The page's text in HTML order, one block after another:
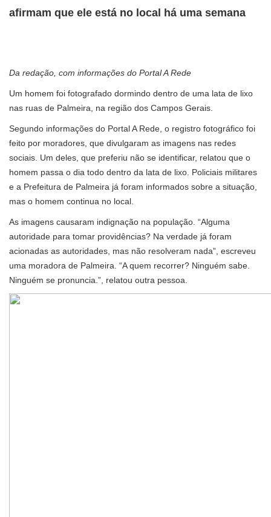
afirmam que ele está no local há uma semana
Da redação, com informações do Portal A Rede
Um homem foi fotografado dormindo dentro de uma lata de lixo
nas ruas de Palmeira, na região dos Campos Gerais.
Segundo informações do Portal A Rede, o registro fotográfico foi
feito por moradores, que divulgaram as imagens nas redes
sociais. Um deles, que preferiu não se identificar, relatou que o
homem passa o dia todo dentro da lata de lixo. Policiais militares
e a Prefeitura de Palmeira já foram informados sobre a situação,
mas o homem continua no local.
As imagens causaram indignação na população. “Alguma
autoridade para tomar providências? Na verdade já foram
acionadas as autoridades, mas não resolveram nada”, escreveu
uma moradora de Palmeira. “A quem recorrer? Ninguém sabe.
Ninguém se pronuncia.”, relatou outra pessoa.